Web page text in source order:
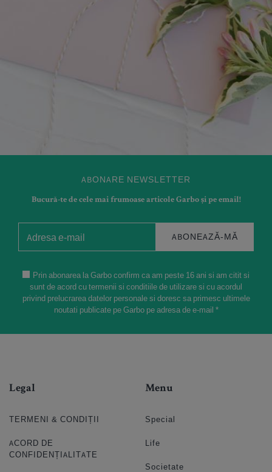
ABONARE NEWSLETTER
Bucură-te de cele mai frumoase articole Garbo și pe email!
ABONEAZĂ-MĂ
Prin abonarea la Garbo confirm ca am peste 16 ani si am citit si
sunt de acord cu termenii si conditiile de utilizare si cu acordul
privind prelucrarea datelor personale si doresc sa primesc ultimele
noutati publicate pe Garbo pe adresa de e-mail *
Legal
TERMENI & CONDIȚII
ACORD DE
CONFIDENȚIALITATE
Menu
Special
Life
Societate